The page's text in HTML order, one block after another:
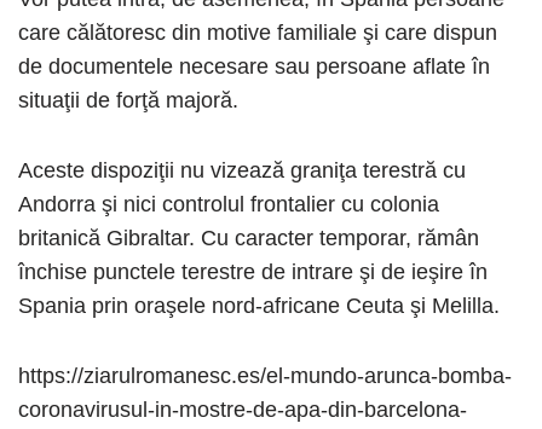
care călătoresc din motive familiale şi care dispun
de documentele necesare sau persoane aflate în
situaţii de forţă majoră.
Aceste dispoziţii nu vizează graniţa terestră cu
Andorra şi nici controlul frontalier cu colonia
britanică Gibraltar. Cu caracter temporar, rămân
închise punctele terestre de intrare şi de ieşire în
Spania prin oraşele nord-africane Ceuta şi Melilla.
https://ziarulromanesc.es/el-mundo-arunca-bomba-
coronavirusul-in-mostre-de-apa-din-barcelona-